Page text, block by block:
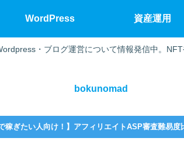
・ブログ運営について情報発信中。
bokunomad
WordPress 資産運用
稼ぎたい人向け！】アフィリエイトASP審査難易度